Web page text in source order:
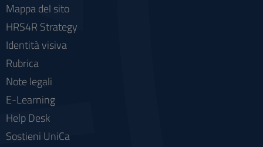
Mappa del sito
HRS4R Strategy
Identità visiva
Rubrica
Note legali
E-Learning
Help Desk
Sostieni UniCa